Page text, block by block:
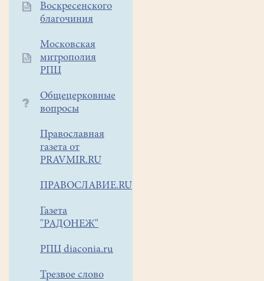
менюВоскресенского
благочиния
Московская
митрополия
РПЦ
Общецерковные
вопросы
Православная
газета от
PRAVMIR.RU
ПРАВОСЛАВИЕ.RU
Газета
"РАДОНЕЖ"
РПЦ diaconia.ru
Трезвое слово